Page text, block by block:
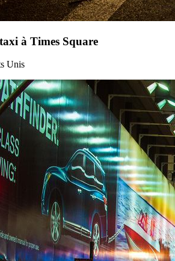
à Times Square
Unis